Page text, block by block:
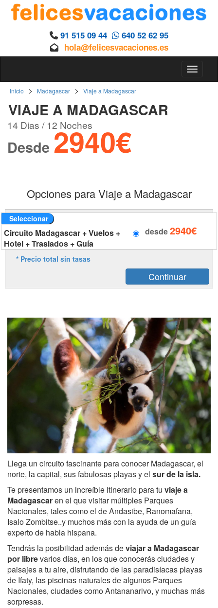
91 515 09 44
640 52 62 95
hola@felicesvacaciones.es
Inicio > Madagascar > Viaje a Madagascar
VIAJE A MADAGASCAR
14 Dias / 12 Noches
Desde 2940€
Opciones para Viaje a Madagascar
Seleccionar
Circuito Madagascar + Vuelos +
Hotel + Traslados + Guía
desde2940€
* Precio total sin tasas
Llega un circuito fascinante para conocer Madagascar, el
norte, la capital, sus fabulosas playas y el sur de la isla.
Te presentamos un increíble itinerario para tu viaje a
Madagascaren el que visitar múltiples Parques
Nacionales, tales como el de Andasibe, Ranomafana,
Isalo Zombitse..y muchos más con la ayuda de un guía
experto de habla hispana.
Tendrás la posibilidad además deviajar a Madagascar
por librevarios días, en los que conocerás ciudades y
paisajes a tu aire, disfrutando de las paradisíacas playas
de Ifaty, las piscinas naturales de algunos Parques
Nacionales, ciudades como Antananarivo, y muchas más
sorpresas.